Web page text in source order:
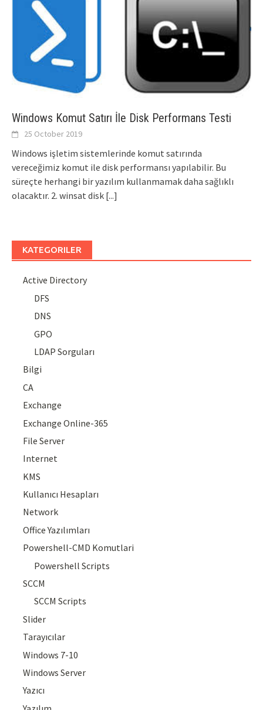
Windows Komut Satırı İle Disk Performans Testi
25 October 2019
Windows işletim sistemlerinde komut satırında
vereceğimiz komut ile disk performansı yapılabilir. Bu
süreçte herhangi bir yazılım kullanmamak daha sağlıklı
olacaktır. 2. winsat disk [...]
KATEGORILER
Active Directory
DFS
DNS
GPO
LDAP Sorguları
Bilgi
CA
Exchange
Exchange Online-365
File Server
Internet
KMS
Kullanıcı Hesapları
Network
Office Yazılımları
Powershell-CMD Komutlari
Powershell Scripts
SCCM
SCCM Scripts
Slider
Tarayıcılar
Windows 7-10
Windows Server
Yazıcı